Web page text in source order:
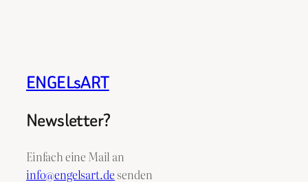
ENGELsART
Newsletter?
Einfach eine Mail an
info@engelsart.desenden